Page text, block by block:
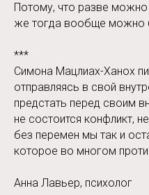
Потому, что разве
же тогда вообще можно
***
Симона Мацлиах-Ханох
отправляясь в свой
предстать перед своим
не состоится конфликт,
без перемен мы так и
которое во многом
Анна Лавьер, психолог